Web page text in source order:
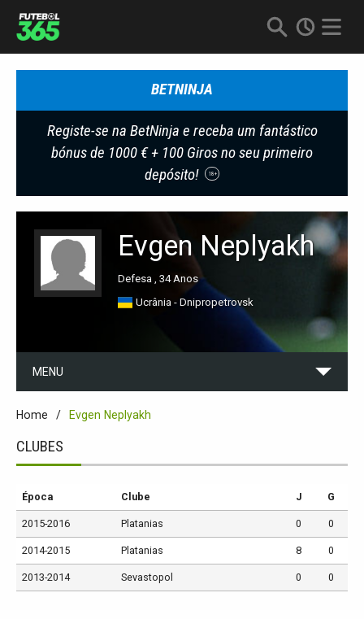
BETNINJA
Registe-se na BetNinja e receba um fantástico
bónus de 1000 € + 100 Giros no seu primeiro
depósito!
18+
Evgen Neplyakh
Defesa , 34 Anos
Ucrânia - Dnipropetrovsk
MENU
Home Evgen Neplyakh
CLUBES
Época Clube J G
2015-2016 Platanias 0 0
2014-2015 Platanias 8 0
2013-2014 Sevastopol 0 0